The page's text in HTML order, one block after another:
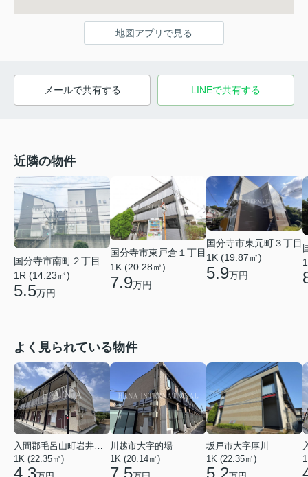
地図アプリで見る
メールで共有する LINEで共有する
近隣の物件
国分寺市南町２丁目
1R (14.23㎡)
5.5万円
国分寺市東戸倉１丁目
1K (20.28㎡)
7.9万円
国分寺市東元町３丁目
1K (19.87㎡)
5.9万円
よく見られている物件
入間郡毛呂山町岩井西１丁目
1K (22.35㎡)
4.3
川越市大字的場
1K (20.14㎡)
7.5
坂戸市大字厚川
1K (22.35㎡)
5.2